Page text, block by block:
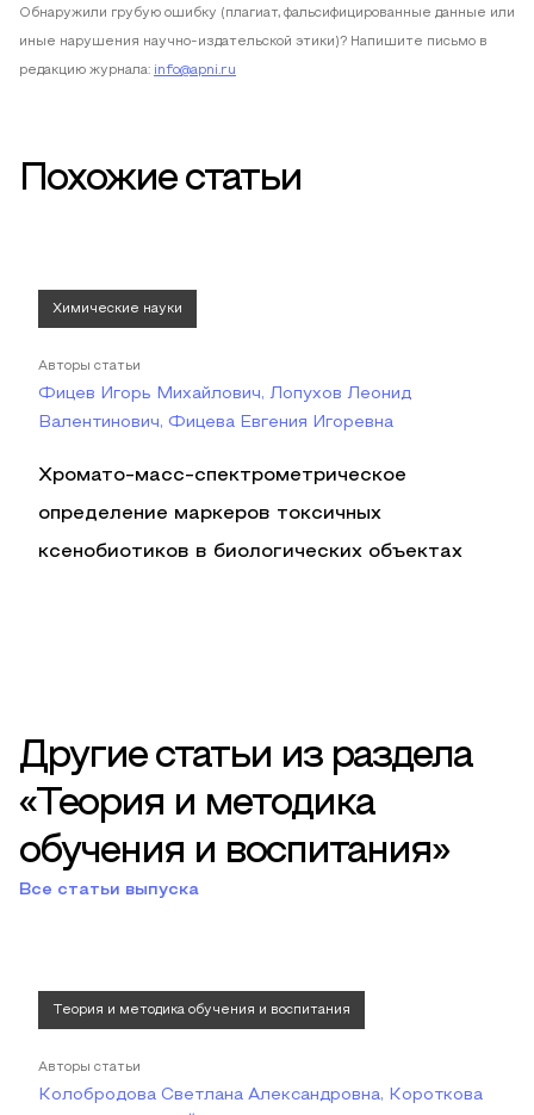
Обнаружили грубую ошибку (плагиат, фальсифицированные данные или
иные нарушения научно-издательской этики)? Напишите письмо в
редакцию журнала: info@apni.ru
Похожие статьи
Химические науки
Авторы статьи
Фицев Игорь Михайлович, Лопухов Леонид
Валентинович, Фицева Евгения Игоревна
Хромато-масс-спектрометрическое
определение маркеров токсичных
ксенобиотиков в биологических объектах
Другие статьи из раздела
«Теория и методика
обучения и воспитания»
Все статьи выпуска
Теория и методика обучения и воспитания
Авторы статьи
Колобродова Светлана Александровна, Короткова